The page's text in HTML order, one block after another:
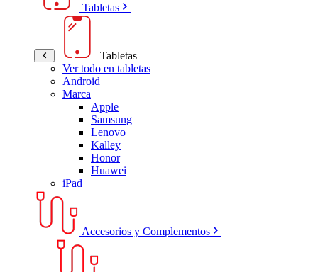
Tabletas
Tabletas
Ver todo en tabletas
Android
Marca
Apple
Samsung
Lenovo
Kalley
Honor
Huawei
iPad
Accesorios y Complementos